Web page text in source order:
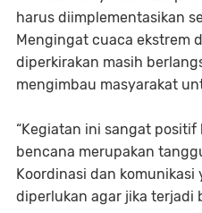
harus diimplementasikan
Mengingat cuaca ekstrem
diperkirakan masih
mengimbau masyarakat
“Kegiatan ini sangat
bencana merupakan
Koordinasi dan komunikasi
diperlukan agar jika terjadi